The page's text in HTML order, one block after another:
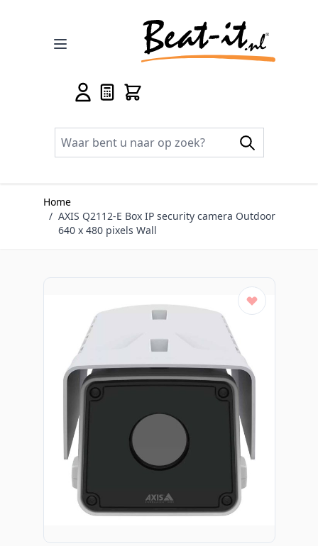
Home
/ AXIS Q2112-E Box IP security camera Outdoor
640 x 480 pixels Wall